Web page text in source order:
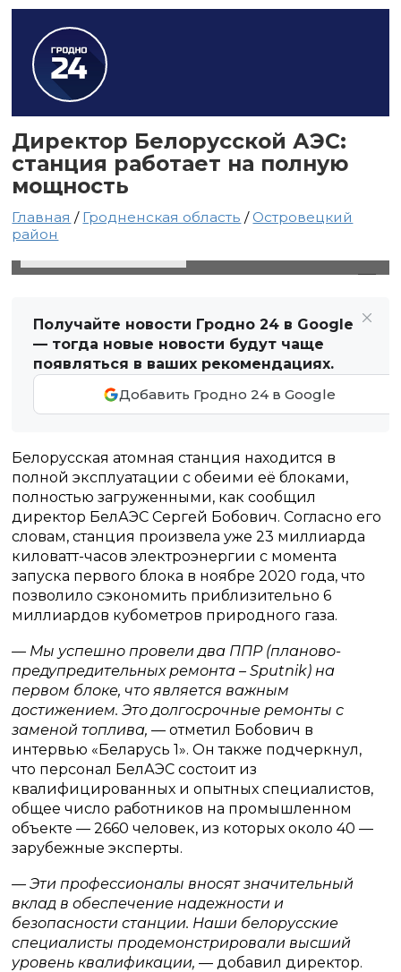
Директор Белорусской АЭС:
станция работает на полную
мощность
Главная / Гродненская область /Островецкий
район
Получайте новости Гродно 24 в Google
— тогда новые новости будут чаще
появляться в ваших рекомендациях.
Добавить Гродно 24 в Google
Белорусская атомная станция находится в
полной эксплуатации с обеими её блоками,
полностью загруженными, как сообщил
директор БелАЭС Сергей Бобович. Согласно его
словам, станция произвела уже 23 миллиарда
киловатт-часов электроэнергии с момента
запуска первого блока в ноябре 2020 года, что
позволило сэкономить приблизительно 6
миллиардов кубометров природного газа.
— Мы успешно провели два ППР (планово-
предупредительных ремонта – Sputnik) на
первом блоке, что является важным
достижением. Это долгосрочные ремонты с
заменой топлива,— отметил Бобович в
интервью «Беларусь 1». Он также подчеркнул,
что персонал БелАЭС состоит из
квалифицированных и опытных специалистов,
общее число работников на промышленном
объекте — 2660 человек, из которых около 40 —
зарубежные эксперты.
— Эти профессионалы вносят значительный
вклад в обеспечение надежности и
безопасности станции. Наши белорусские
специалисты продемонстрировали высший
уровень квалификации,— добавил директор.